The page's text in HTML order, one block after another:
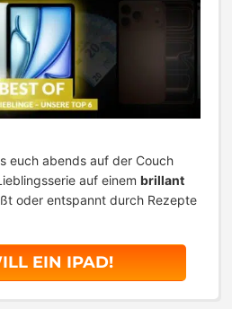
euch abends auf der Couch
auf einem brillant
oder entspannt durch Rezepte
EIN IPAD!